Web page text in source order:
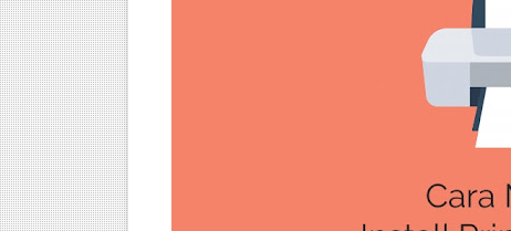
Membuat Game Tebak
Cara Membuat Vector
10 Bahasa Pemrograman
Cara Mengganti ROM